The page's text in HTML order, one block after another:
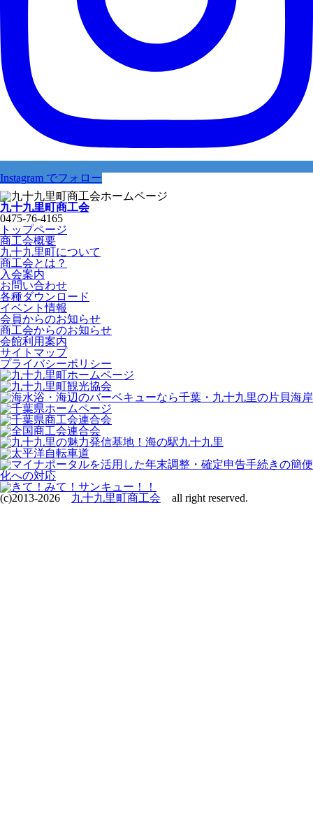
Instagram でフォロー
九十九里町商工会
0475-76-4165
トップページ
商工会概要
九十九里町について
商工会とは？
入会案内
お問い合わせ
各種ダウンロード
イベント情報
会員からのお知らせ
商工会からのお知らせ
会館利用案内
サイトマップ
プライバシーポリシー
(c)2013-2026 九十九里町商工会 all right reserved.